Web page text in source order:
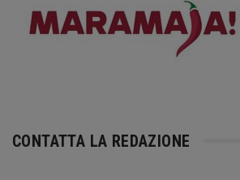
CONTATTA LA REDAZIONE